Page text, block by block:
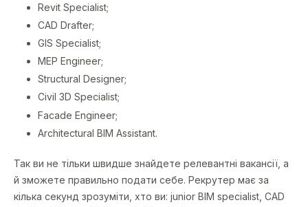
Revit Specialist;
CAD Drafter;
GIS Specialist;
MEP Engineer;
Structural Designer;
Civil 3D Specialist;
Facade Engineer;
Architectural BIM Assistant.
Так ви не тільки швидше знайдете релевантні вакансії, а
й зможете правильно подати себе. Рекрутер має за
кілька секунд зрозуміти, хто ви: junior BIM specialist, CAD